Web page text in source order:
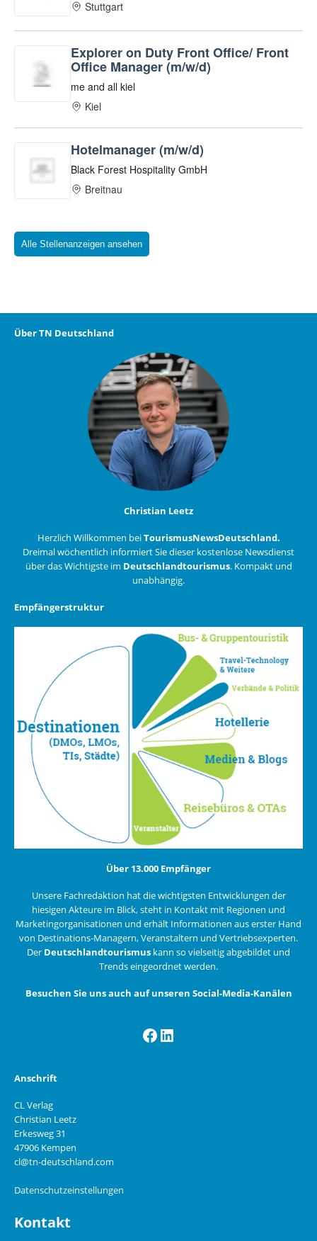
Alle Stellenanzeigen ansehen
Über TN Deutschland
Christian Leetz
Herzlich Willkommen beiTourismusNewsDeutschland.
Dreimal wöchentlich informiert Sie dieser kostenlose Newsdienst
über das Wichtigste im Deutschlandtourismus. Kompakt und
unabhängig.
Empfängerstruktur
Über 13.000 Empfänger
Unsere Fachredaktion hat die wichtigsten Entwicklungen der
hiesigen Akteure im Blick, steht in Kontakt mit Regionen und
Marketingorganisationen und erhält Informationen aus erster Hand
von Destinations-Managern, Veranstaltern und Vertriebsexperten.
Der Deutschlandtourismus kann so vielseitig abgebildet und
Trends eingeordnet werden.
Besuchen Sie uns auch auf unseren Social-Media-Kanälen
Facebook
LinkedIn
Anschrift
CL Verlag
Christian Leetz
Erkesweg 31
47906 Kempen
cl@tn-deutschland.com
Datenschutzeinstellungen
Kontakt